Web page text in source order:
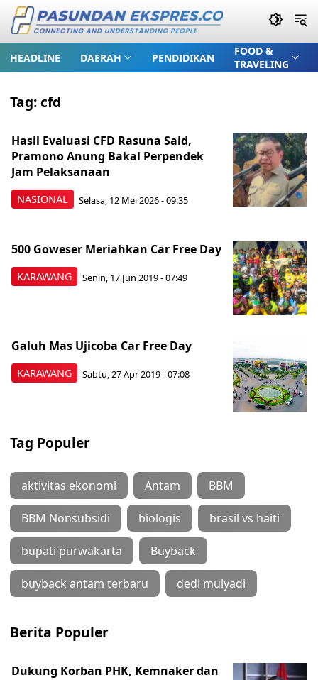
HEADLINE DAERAH PENDIDIKAN
FOOD &
TRAVELING
Tag:cfd
NASIONAL
Hasil Evaluasi CFD Rasuna Said,
Pramono Anung Bakal Perpendek
Jam Pelaksanaan
Selasa, 12 Mei 2026 - 09:35
KARAWANG
500 Goweser Meriahkan Car Free Day
Senin, 17 Jun 2019 - 07:49
KARAWANG
Galuh Mas Ujicoba Car Free Day
Sabtu, 27 Apr 2019 - 07:08
Tag Populer
aktivitas ekonomi Antam BBM
BBM Nonsubsidi biologis brasil vs haiti
bupati purwakarta Buyback
buyback antam terbaru dedi mulyadi
Berita Populer
Dukung Korban PHK, Kemnaker dan